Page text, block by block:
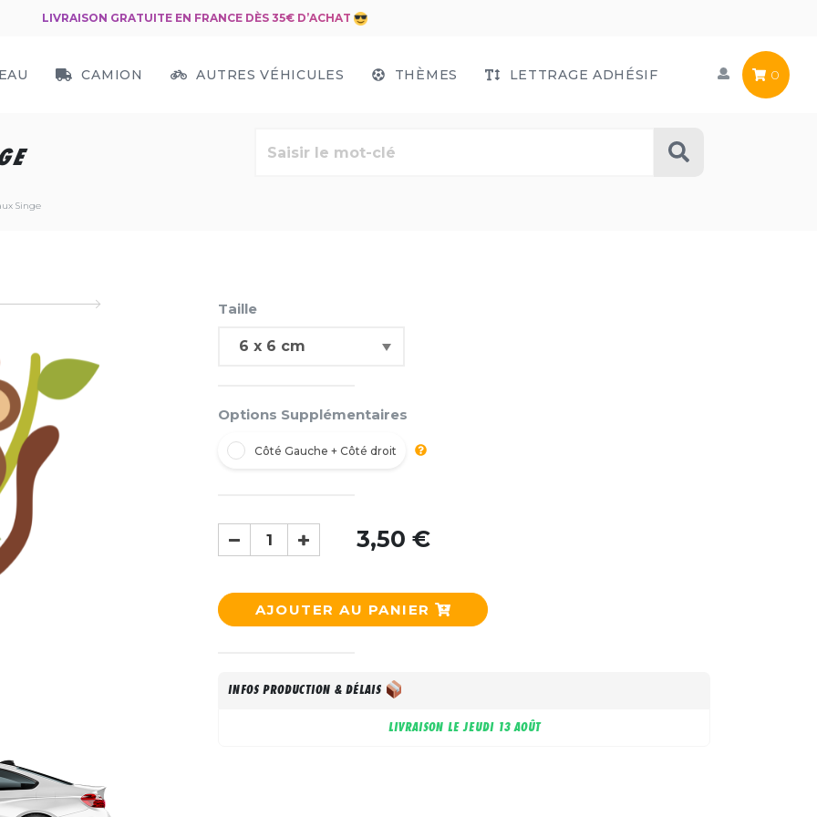
LIVRAISON GRATUITE EN FRANCE DÈS 35€ D’ACHAT
CAMION AUTRES VÉHICULES THÈMES LETTRAGE ADHÉSIF 0
Singe
Taille
Options Supplémentaires
Côté Gauche + Côté droit
3,50 €
AJOUTER AU PANIER
INFOS PRODUCTION & DÉLAIS
LIVRAISON LEJEUDI 13 AOÛT